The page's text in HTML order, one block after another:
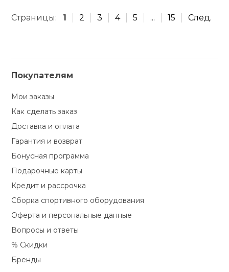
Страницы: 1 2 3 4 5 ... 15 След.
Покупателям
Мои заказы
Как сделать заказ
Доставка и оплата
Гарантия и возврат
Бонусная программа
Подарочные карты
Кредит и рассрочка
Сборка спортивного оборудования
Оферта и персональные данные
Вопросы и ответы
% Скидки
Бренды